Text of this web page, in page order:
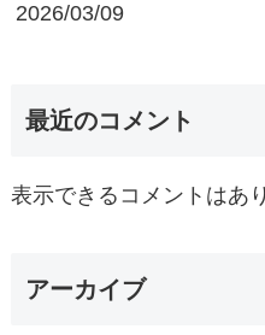
2026/03/09
最近のコメント
表示できるコメントはあ
アーカイブ